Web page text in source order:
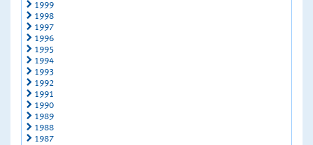
1999
1998
1997
1996
1995
1994
1993
1992
1991
1990
1989
1988
1987